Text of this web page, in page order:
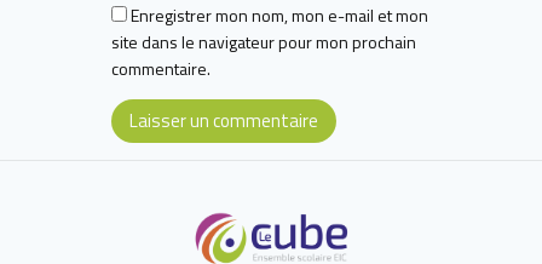
Enregistrer mon nom, mon e-mail et mon
site dans le navigateur pour mon prochain
commentaire.